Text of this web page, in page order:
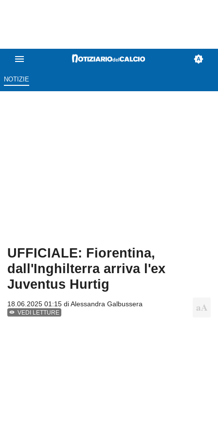
NOTIZIE
UFFICIALE: Fiorentina,
dall'Inghilterra arriva l'ex
Juventus Hurtig
18.06.2025 01:15 diAlessandra Galbussera
VEDI LETTURE